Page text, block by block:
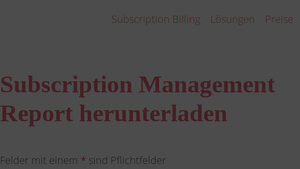
Subscription Billing Lösungen Preise
Subscription Management
Report herunterladen
Felder mit einem * sind Pflichtfelder